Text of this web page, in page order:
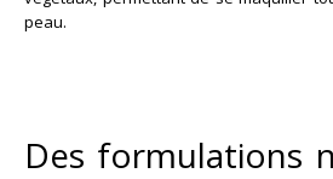
peau.
Des formulations